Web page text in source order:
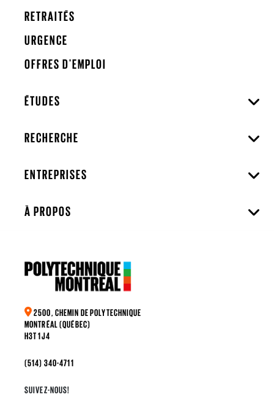
RETRAITÉS
URGENCE
OFFRES D'EMPLOI
ÉTUDES
RECHERCHE
ENTREPRISES
À PROPOS
2500, CHEMIN DE POLYTECHNIQUE
MONTRÉAL (QUÉBEC)
H3T 1J4
(514) 340-4711
SUIVEZ-NOUS!